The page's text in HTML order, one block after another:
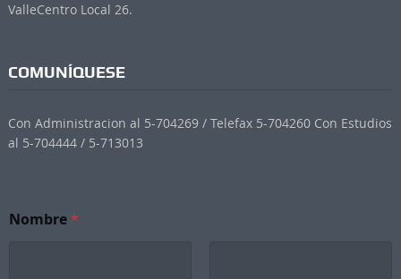
ValleCentro Local 26.
COMUNÍQUESE
Con Administracion al 5-704269 / Telefax 5-704260 Con Estudios
al 5-704444 / 5-713013
Nombre*